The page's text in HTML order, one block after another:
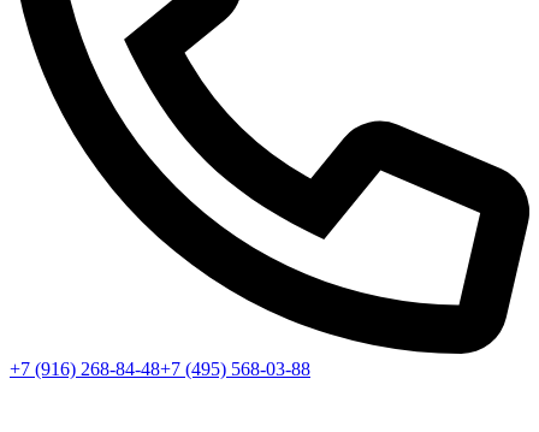
+7 (916) 268-84-48+7 (495) 568-03-88